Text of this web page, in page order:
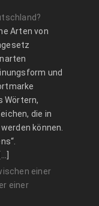
Arten von
und
Wörtern,
die in
können.
einer
einer